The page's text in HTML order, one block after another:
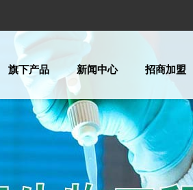
旗下产品 新闻中心 招商加盟